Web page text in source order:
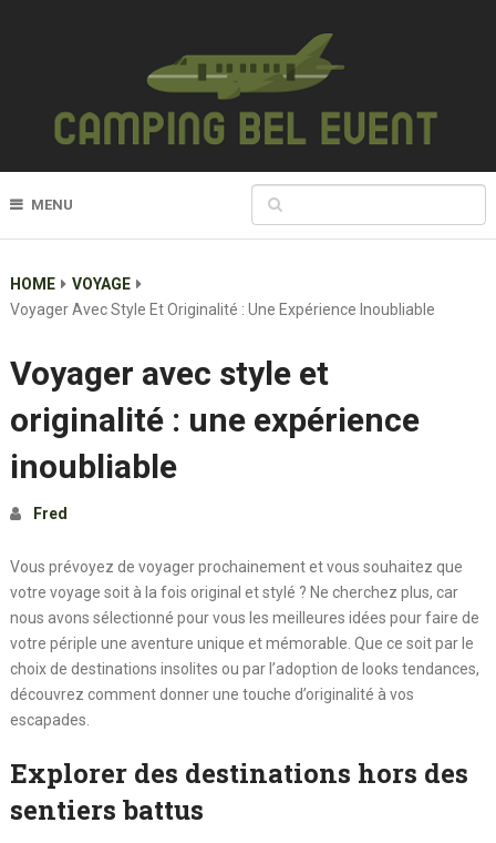
MENU
HOME
VOYAGE
Voyager Avec Style Et Originalité : Une Expérience Inoubliable
Voyager avec style et
originalité : une expérience
inoubliable
Fred
Vous prévoyez de voyager prochainement et vous souhaitez que
votre voyage soit à la fois original et stylé ? Ne cherchez plus, car
nous avons sélectionné pour vous les meilleures idées pour faire de
votre périple une aventure unique et mémorable. Que ce soit par le
choix de destinations insolites ou par l’adoption de looks tendances,
découvrez comment donner une touche d’originalité à vos
escapades.
Explorer des destinations hors des
sentiers battus